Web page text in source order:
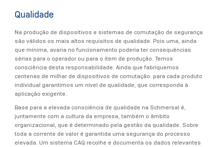
Qualidade
Na produção de dispositivos e sistemas de comutação de segurança
são válidos os mais altos requisitos de qualidade. Pois uma, ainda
que mínima, avaria no funcionamento poderia ter consequências
sérias para o operador ou para o item de produção. Temos
consciência desta responsabilidade. Ainda que fabriquemos
centenas de milhar de dispositivos de comutação: para cada produto
individual garantimos um nível de qualidade, que corresponda à
aplicação exigente.
Base para a elevada consciência de qualidade na Schmersal é,
juntamente com a cultura da empresa, também o âmbito
organizacional, que é determinado pela gestão da qualidade. Sobre
toda a corrente de valor é garantida uma segurança do processo
elevada. Um sistema CAQ recolhe e documenta os dados relevantes